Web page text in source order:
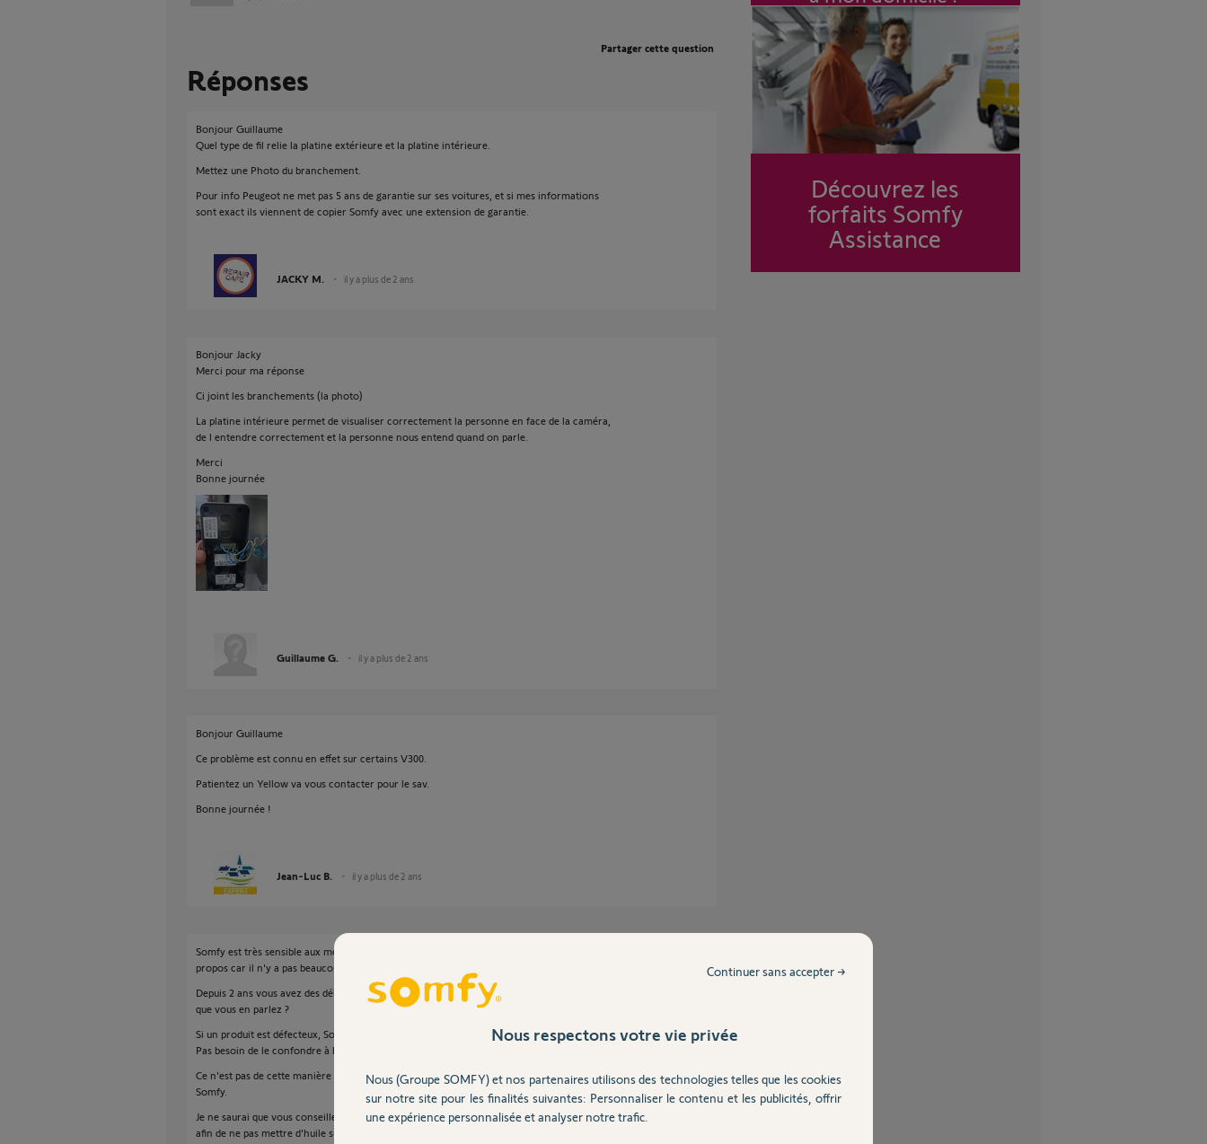
Partager cette question
Réponses
Bonjour Guillaume
Quel type de fil relie la platine extérieure et la platine intérieure.
Mettez une Photo du branchement.
Pour info Peugeot ne met pas 5 ans de garantie sur ses voitures, et si mes informations
sont exact ils viennent de copier Somfy avec une extension de garantie.
JACKY M. il y a plus de 2 ans
Bonjour Jacky
Merci pour ma réponse
Ci joint les branchements (la photo)
La platine intérieure permet de visualiser correctement la personne en face de la caméra,
de l entendre correctement et la personne nous entend quand on parle.
Merci
Bonne journée
Guillaume G. il y a plus de 2 ans
Bonjour Guillaume
Ce problème est connu en effet sur certains V300.
Patientez un Yellow va vous contacter pour le sav.
Bonne journée !
Jean-Luc B. il y a plus de 2 ans
Somfy est très sensible aux menaces que vous proférez en substance. Soyez prudent à ce
propos car il n'y a pas beaucoup de souplesse sur ce genre d'agissement !
Depuis 2 ans vous avez des déboires avec un appareil Somfy et c'est seulement maintenant
que vous en parlez ?
Si un produit est défecteux, Somfy ne lésine pas !!! Il le remplace; point barre !
Pas besoin de le confondre à la pire merde des bagnoles française.
Ce n'est pas de cette manière que vous onbtiendrez les faveurs de notre communauté ni de
Somfy.
Je ne saurai que vous conseiller de supprimer vos propos tendencieux de votre message
afin de ne pas mettre d'huile sur le feu.
Découvrez les
forfaits Somfy
Assistance
Nous respectons votre vie privée
Nous (Groupe SOMFY) et nos partenaires utilisons des technologies telles que les cookies
sur notre site pour les finalités suivantes: Personnaliser le contenu et les publicités, offrir
une expérience personnalisée et analyser notre trafic.
Continuer sans accepter →